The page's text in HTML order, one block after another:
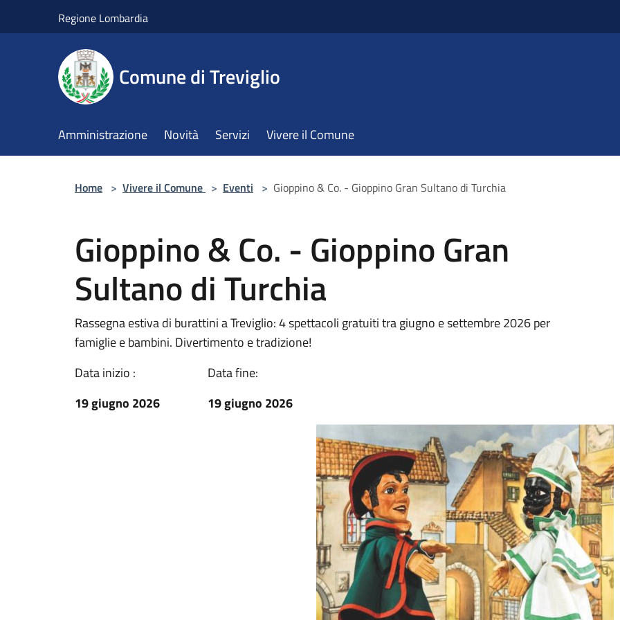
Regione Lombardia
Comune di Treviglio
Amministrazione Novità Servizi Vivere il Comune
Home > Vivere il Comune > Eventi > Gioppino & Co. - Gioppino Gran Sultano di Turchia
Gioppino & Co. - Gioppino Gran
Sultano di Turchia
Rassegna estiva di burattini a Treviglio: 4 spettacoli gratuiti tra giugno e settembre 2026 per
famiglie e bambini. Divertimento e tradizione!
Data inizio :
19 giugno 2026
Data fine:
19 giugno 2026